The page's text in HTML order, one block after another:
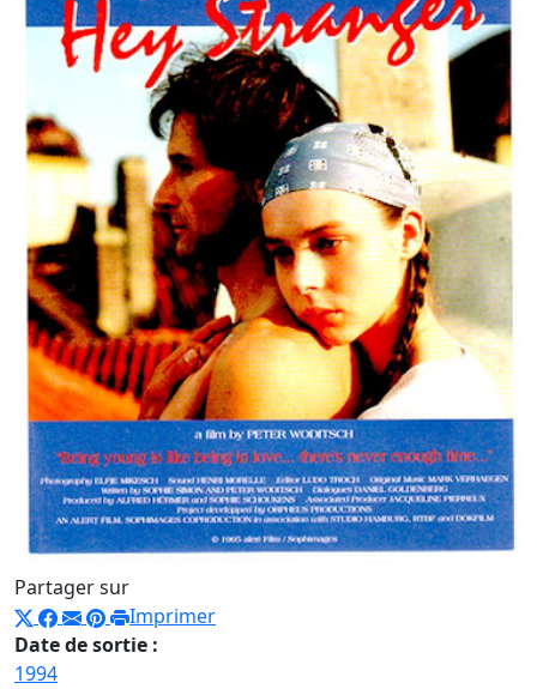
Partager sur
Imprimer
Date de sortie :
1994